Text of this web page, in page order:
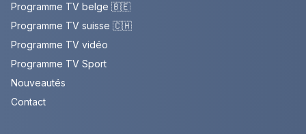
Programme TV belge 🇧🇪
Programme TV suisse 🇨🇭
Programme TV vidéo
Programme TV Sport
Nouveautés
Contact